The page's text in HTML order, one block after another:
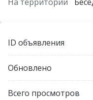
ID объявления
Обновлено
Всего просмотров